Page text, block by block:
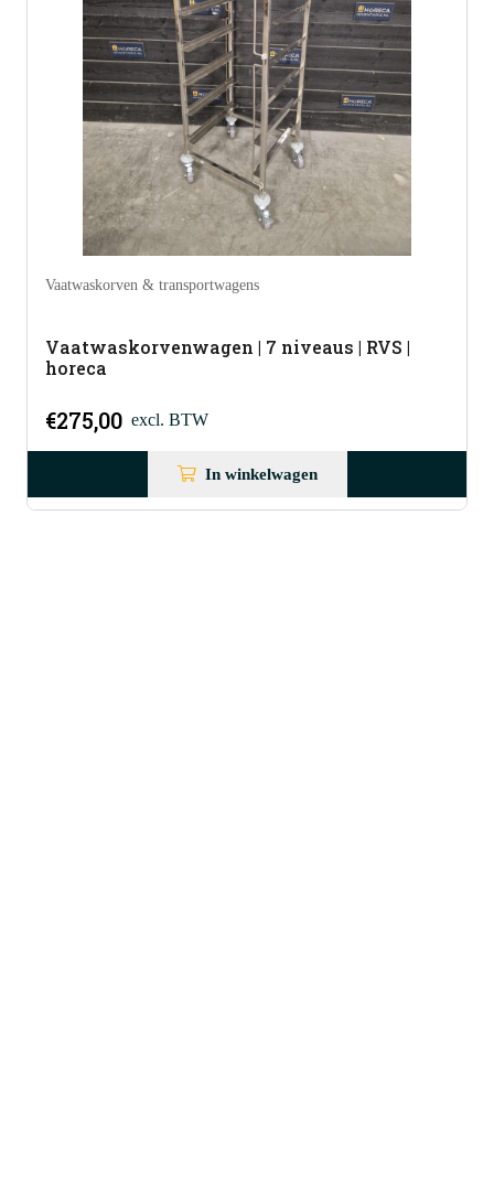
Vaatwaskorven & transportwagens
Vaatwaskorvenwagen | 7 niveaus | RVS |
horeca
€275,00 excl. BTW
In winkelwagen